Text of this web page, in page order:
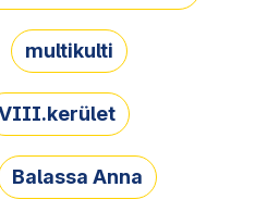
multikulti
Balassa Anna